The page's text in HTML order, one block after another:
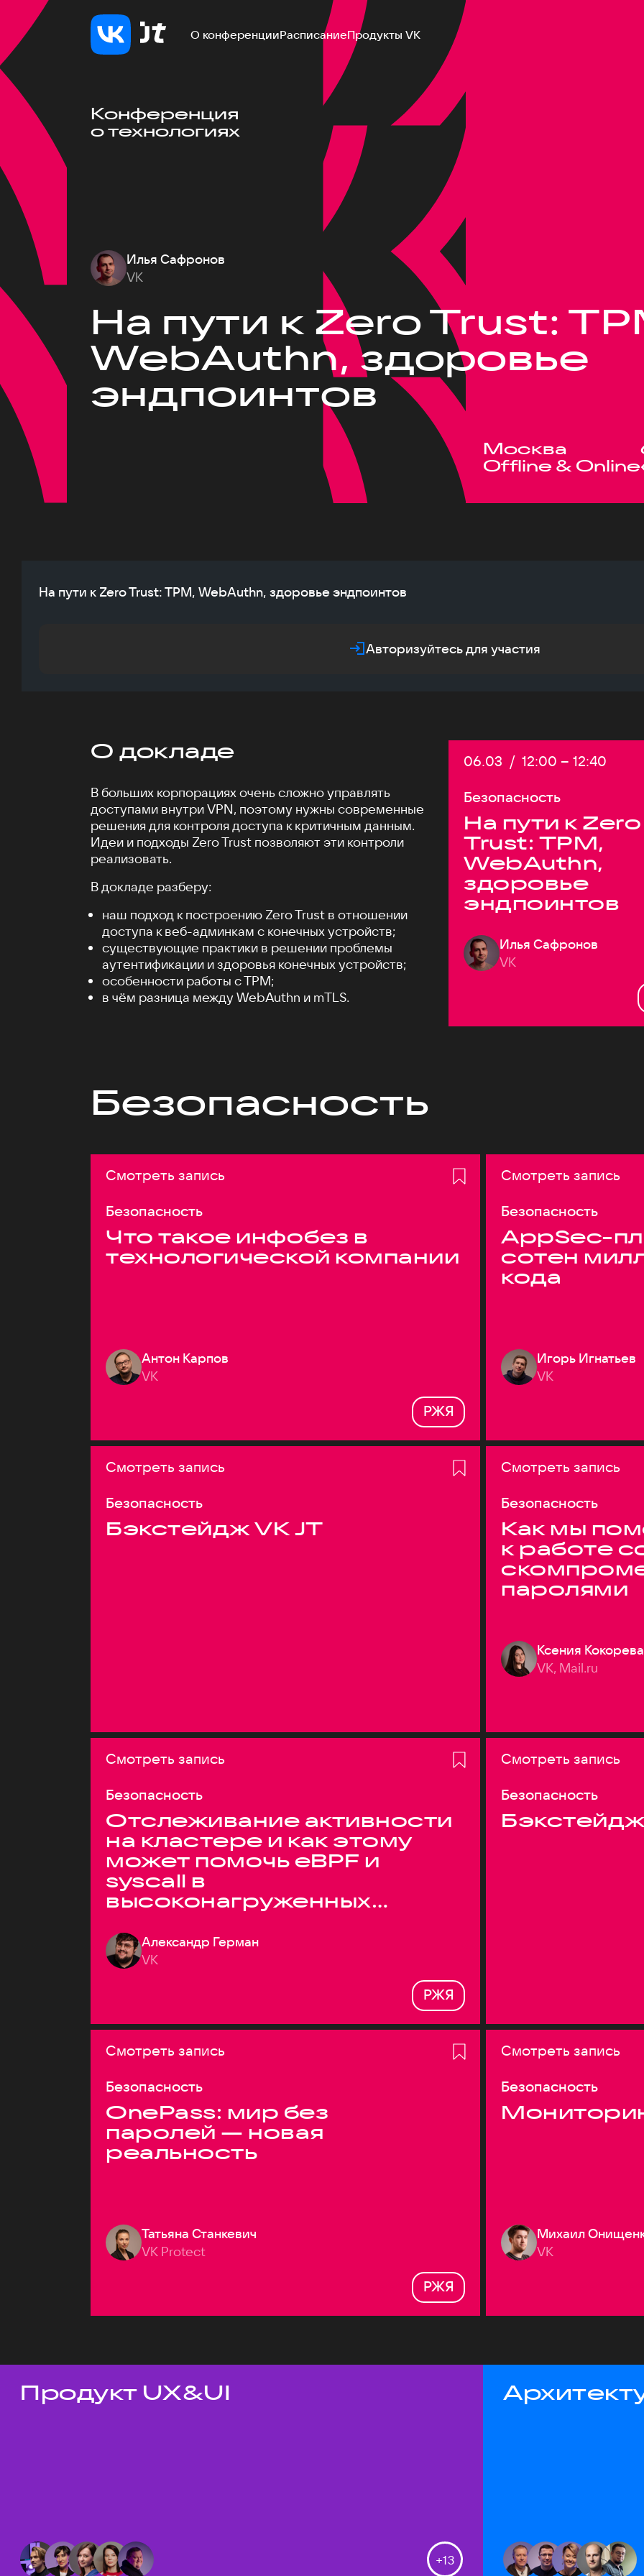
О конференцииРасписаниеПродукты VK
Конференция
о технологиях
Илья Сафронов
VK
На пути к Zero Trust:
WebAuthn, здоровье
эндпоинтов
Москва
Offline & Online
На пути к Zero Trust: TPM, WebAuthn, здоровье эндпоинтов
Авторизуйтесь для участия
О докладе
В больших корпорациях очень сложно управлять
доступами внутри VPN, поэтому нужны современные
решения для контроля доступа к критичным данным.
Идеи и подходы Zero Trust позволяют эти контроли
реализовать.
В докладе разберу:
наш подход к построению Zero Trust в отношении
доступа к веб-админкам с конечных устройств;
существующие практики в решении проблемы
аутентификации и здоровья конечных устройств;
особенности работы c TPM;
в чём разница между WebAuthn и mTLS.
Дата:
06.03 / Начало:
12:00 – Конец:
12:40
Безопасность
На пути к Zero
Trust: TPM,
WebAuthn,
здоровье
эндпоинтов
Илья Сафронов
VK
Безопасность
Смотреть запись
Безопасность
Что такое инфобез в
технологической компании
Антон Карпов
VK
РЖЯ
Смотреть запись
Безопасность
AppSec-
сотен
кода
Игорь Игнатьев
VK
Смотреть запись
Безопасность
Бэкстейдж VK JT
Смотреть запись
Безопасность
Как мы
к работе
паролями
Ксения Кокорева
VK, Mail.ru
Смотреть запись
Безопасность
Отслеживание активности
на кластере и как этому
может помочь eBPF и
syscall в
высоконагруженных
Александр Герман
VK
РЖЯ
Смотреть запись
Безопасность
Бэкстейдж
Смотреть запись
Безопасность
OnePass: мир без
паролей — новая
реальность
Татьяна Станкевич
VK Protect
РЖЯ
Смотреть запись
Безопасность
Михаил
VK
Темы докладов
Продукт UX&UI
+13